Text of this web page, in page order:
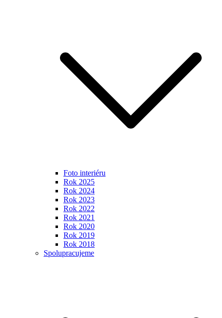
Foto interiéru
Rok 2025
Rok 2024
Rok 2023
Rok 2022
Rok 2021
Rok 2020
Rok 2019
Rok 2018
Spolupracujeme